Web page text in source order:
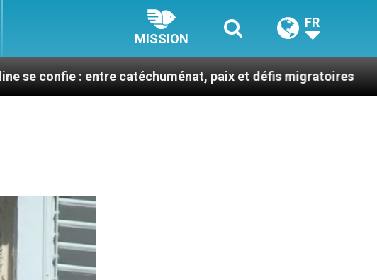
MISSION
FR
entre catéchuménat, paix et défis migratoires Léon